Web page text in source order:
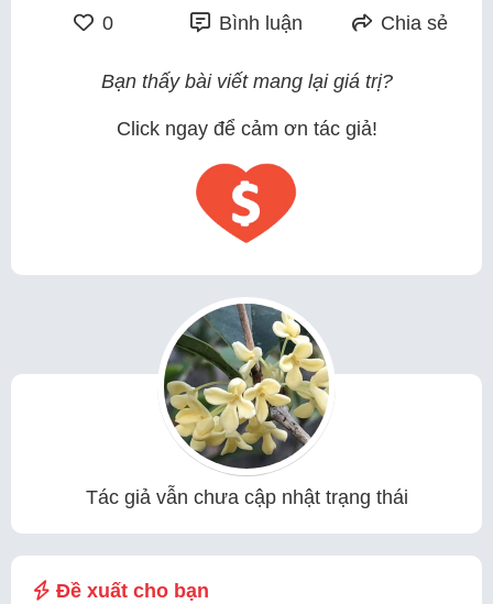
0 Bình luận Chia sẻ
Bạn thấy bài viết mang lại giá trị?
Click ngay để cảm ơn tác giả!
Tác giả vẫn chưa cập nhật trạng thái
Đề xuất cho bạn